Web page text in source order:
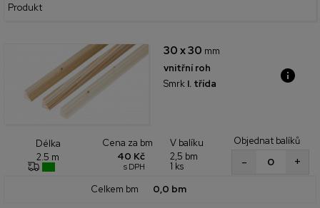
Produkt
30 x 30 mm
vnitřní roh
Smrk I. třída
Délka
2.5 m
Cena za bm
40 Kč
s DPH
V balíku
2,5 bm
1 ks
Objednat balíků
+
-
Celkem bm 0,0 bm